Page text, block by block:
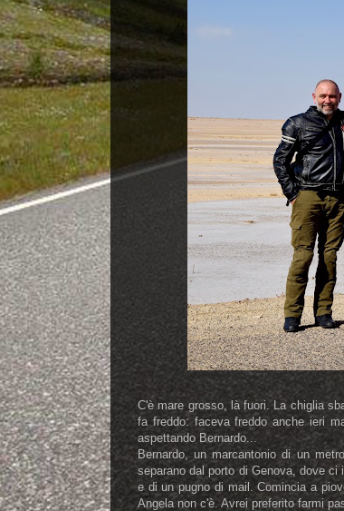
C'è mare grosso, là fuori. La chiglia
fa freddo: faceva freddo anche ieri
aspettando Bernardo...
Bernardo, un marcantonio di un
separano dal porto di Genova, dove
e di un pugno di mail. Comincia a
Angela non c'è. Avrei preferito farmi